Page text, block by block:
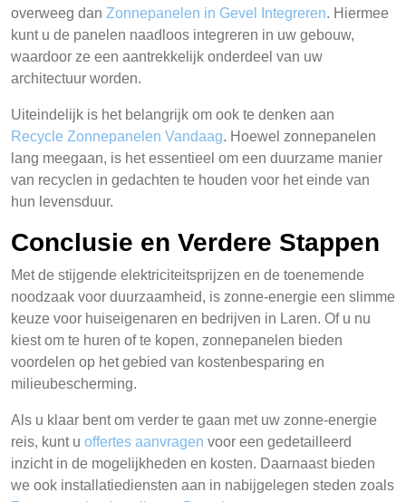
overweeg dan Zonnepanelen in Gevel Integreren. Hiermee
kunt u de panelen naadloos integreren in uw gebouw,
waardoor ze een aantrekkelijk onderdeel van uw
architectuur worden.
Uiteindelijk is het belangrijk om ook te denken aan
Recycle Zonnepanelen Vandaag. Hoewel zonnepanelen
lang meegaan, is het essentieel om een duurzame manier
van recyclen in gedachten te houden voor het einde van
hun levensduur.
Conclusie en Verdere Stappen
Met de stijgende elektriciteitsprijzen en de toenemende
noodzaak voor duurzaamheid, is zonne-energie een slimme
keuze voor huiseigenaren en bedrijven in Laren. Of u nu
kiest om te huren of te kopen, zonnepanelen bieden
voordelen op het gebied van kostenbesparing en
milieubescherming.
Als u klaar bent om verder te gaan met uw zonne-energie
reis, kunt u offertes aanvragen voor een gedetailleerd
inzicht in de mogelijkheden en kosten. Daarnaast bieden
we ook installatiediensten aan in nabijgelegen steden zoals